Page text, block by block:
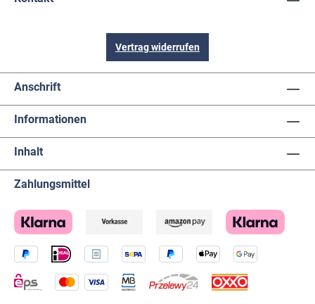
Vertrag widerrufen
Anschrift
Informationen
Inhalt
Zahlungsmittel